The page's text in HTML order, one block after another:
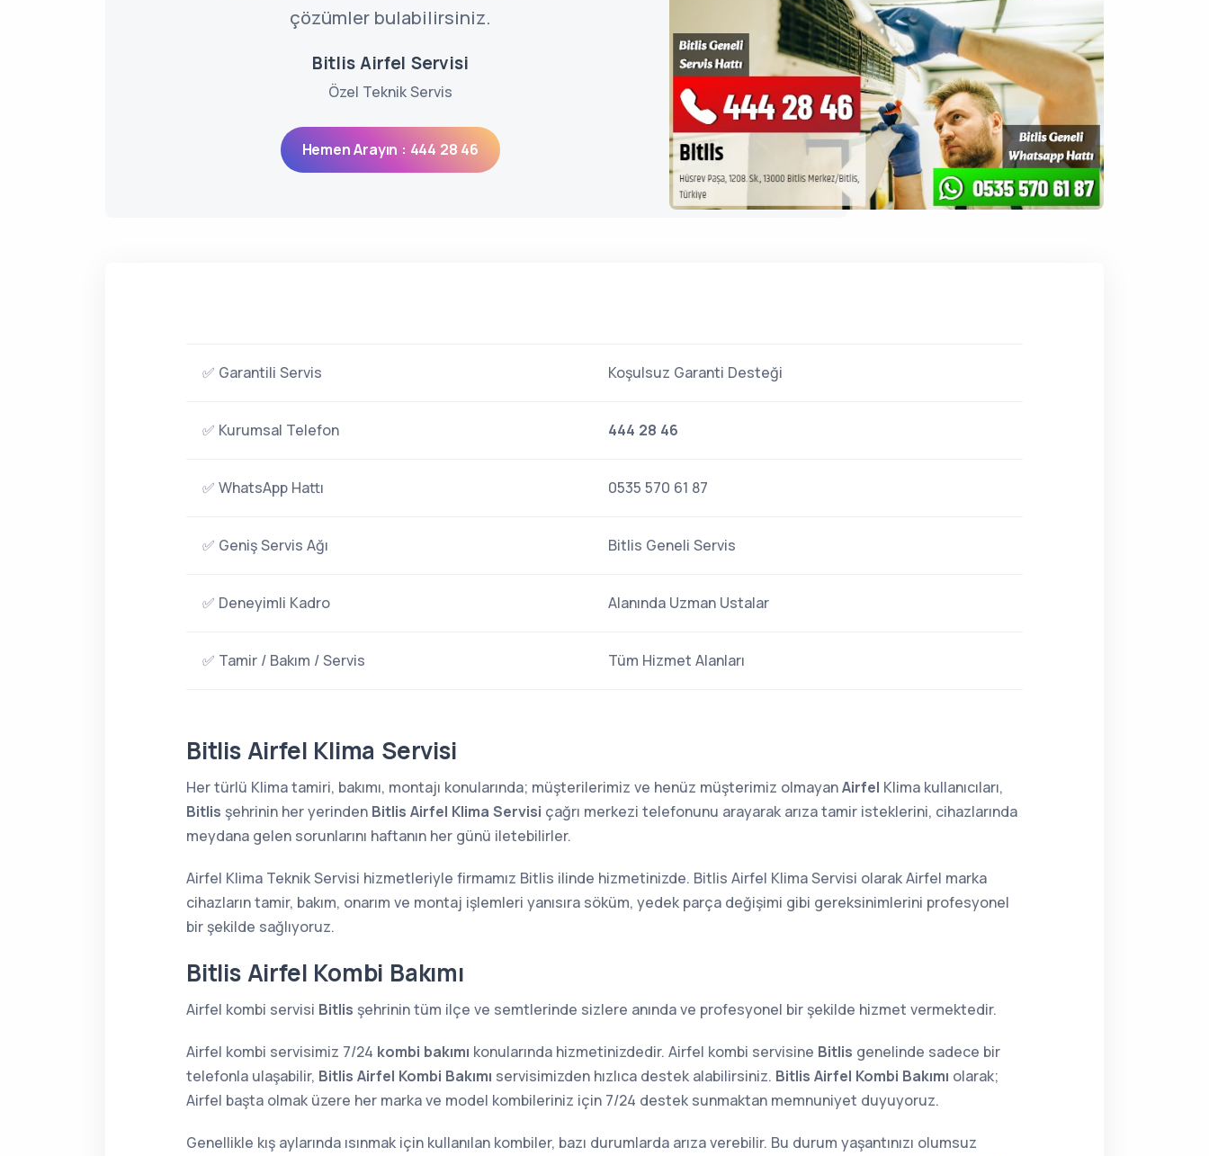
çözümler bulabilirsiniz.
Bitlis Airfel Servisi
Özel Teknik Servis
Hemen Arayın : 444 28 46
✅ Garantili Servis Koşulsuz Garanti Desteği
✅ Kurumsal Telefon 444 28 46
✅ WhatsApp Hattı 0535 570 61 87
✅ Geniş Servis Ağı Bitlis Geneli Servis
✅ Deneyimli Kadro Alanında Uzman Ustalar
✅ Tamir / Bakım / Servis Tüm Hizmet Alanları
Bitlis Airfel Klima Servisi
Her türlü Klima tamiri, bakımı, montajı konularında; müşterilerimiz ve henüz müşterimiz olmayanAirfel Klima kullanıcıları,
Bitlis şehrinin her yerinden Bitlis Airfel Klima Servisi çağrı merkezi telefonunu arayarak arıza tamir isteklerini, cihazlarında
meydana gelen sorunlarını haftanın her günü iletebilirler.
Airfel Klima Teknik Servisi hizmetleriyle firmamız Bitlis ilinde hizmetinizde. Bitlis Airfel Klima Servisi olarak Airfel marka
cihazların tamir, bakım, onarım ve montaj işlemleri yanısıra söküm, yedek parça değişimi gibi gereksinimlerini profesyonel
bir şekilde sağlıyoruz.
Bitlis Airfel Kombi Bakımı
Airfel kombi servisi Bitlis şehrinin tüm ilçe ve semtlerinde sizlere anında ve profesyonel bir şekilde hizmet vermektedir.
Airfel kombi servisimiz 7/24 kombi bakımı konularında hizmetinizdedir. Airfel kombi servisine Bitlis genelinde sadece bir
telefonla ulaşabilir, Bitlis Airfel Kombi Bakımı servisimizden hızlıca destek alabilirsiniz. Bitlis Airfel Kombi Bakımı olarak;
Airfel başta olmak üzere her marka ve model kombileriniz için 7/24 destek sunmaktan memnuniyet duyuyoruz.
Genellikle kış aylarında ısınmak için kullanılan kombiler, bazı durumlarda arıza verebilir. Bu durum yaşantınızı olumsuz